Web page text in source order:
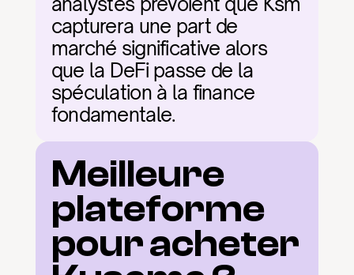
capturera une part de
marché significative alors
que la DeFi passe de la
spéculation à la finance
fondamentale.
Meilleure
plateforme
pour acheter